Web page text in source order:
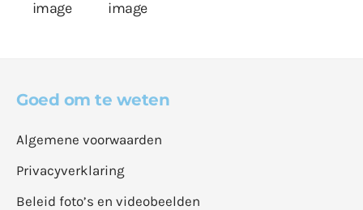
Goed om te weten
Algemene voorwaarden
Privacyverklaring
Beleid foto’s en videobeelden